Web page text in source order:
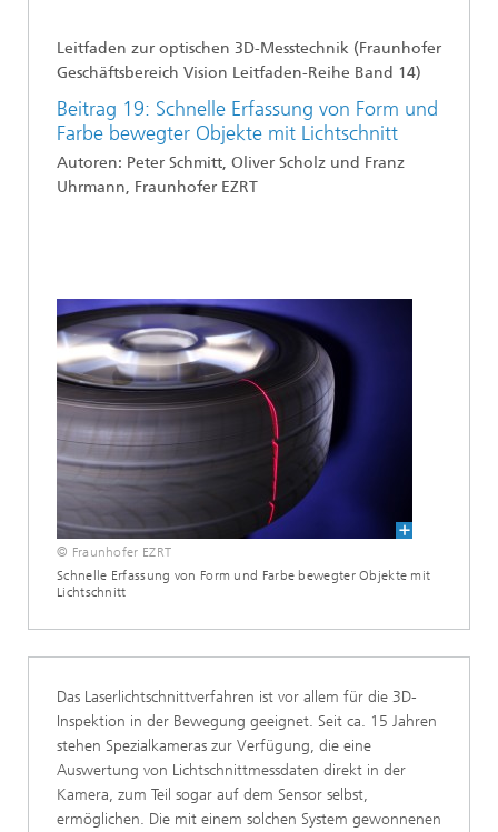
Leitfaden zur optischen 3D-Messtechnik (Fraunhofer
Geschäftsbereich Vision Leitfaden-Reihe Band 14)
Beitrag 19: Schnelle Erfassung von Form und
Farbe bewegter Objekte mit Lichtschnitt
Autoren: Peter Schmitt, Oliver Scholz und Franz
Uhrmann, Fraunhofer EZRT
© Fraunhofer EZRT
Schnelle Erfassung von Form und Farbe bewegter Objekte mit
Lichtschnitt
Das Laserlichtschnittverfahren ist vor allem für die 3D-
Inspektion in der Bewegung geeignet. Seit ca. 15 Jahren
stehen Spezialkameras zur Verfügung, die eine
Auswertung von Lichtschnittmessdaten direkt in der
Kamera, zum Teil sogar auf dem Sensor selbst,
ermöglichen. Die mit einem solchen System gewonnenen